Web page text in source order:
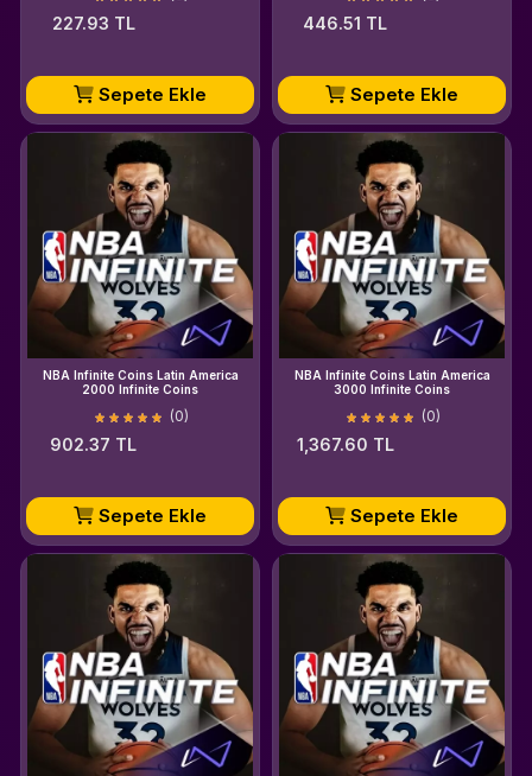
227.93 TL
Sepete Ekle
446.51 TL
Sepete Ekle
NBA Infinite Coins Latin America
2000 Infinite Coins
(0)
902.37 TL
Sepete Ekle
NBA Infinite Coins Latin America
3000 Infinite Coins
(0)
1,367.60 TL
Sepete Ekle